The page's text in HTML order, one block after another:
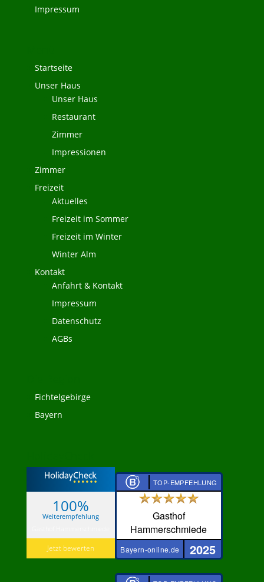
Impressum
Startseite
Unser Haus
Unser Haus
Restaurant
Zimmer
Impressionen
Zimmer
Freizeit
Aktuelles
Freizeit im Sommer
Freizeit im Winter
Winter Alm
Kontakt
Anfahrt & Kontakt
Impressum
Datenschutz
AGBs
Fichtelgebirge
Bayern
100%
Weiterempfehlung
Jetzt bewerten
TOP-EMPFEHLUNG
Gasthof
Hammerschmiede
Bayern-online.de 2025